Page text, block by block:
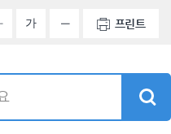
가 프린트